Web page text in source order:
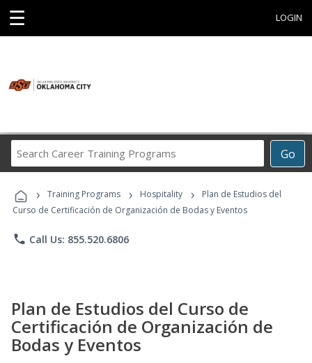
☰ LOGIN
Go
Career
Programs
› Training Programs › Hospitality ›
Plan de Estudios del
Curso de Certificación de Organización de Bodas y Eventos
phone Call Us: 855.520.6806
Plan de Estudios del Curso de
Certificación de Organización de
Bodas y Eventos